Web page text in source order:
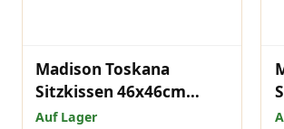
Madison Toskana
Sitzkissen 46x46cm
Panama Salbeigrün
Auf Lager